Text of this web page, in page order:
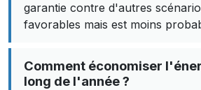
garantie contre d'autres
favorables mais est moins
Comment économiser
long de l'année ?